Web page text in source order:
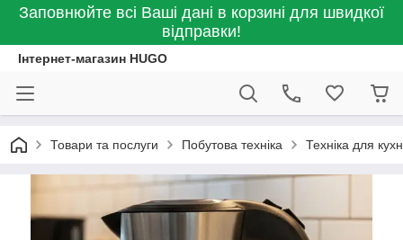
Заповнюйте всі Ваші дані в корзині для швидкої
відправки!
Інтернет-магазин HUGO
Товари та послуги Побутова техніка Техніка для